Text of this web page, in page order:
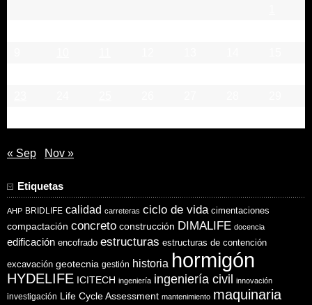
« Sep Nov »
Etiquetas
AHP BRIDLIFE calidad carreteras ciclo de vida cimentaciones
compactación concreto construcción DIMALIFE docencia
edificación encofrado estructuras estructuras de contención
excavación geotecnia gestión historia hormigón
HYDELIFE ICITECH ingeniería ingeniería civil innovación
investigación Life Cycle Assessment mantenimiento maquinaria